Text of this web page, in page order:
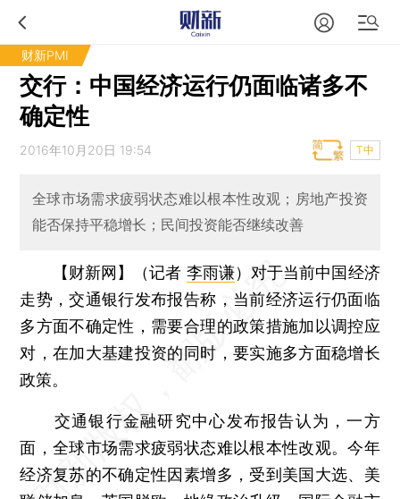
财新PMI
交行：中国经济运行仍面临诸多不
确定性
2016年10月20日 19:54 T中
全球市场需求疲弱状态难以根本性改观；房地产投资
能否保持平稳增长；民间投资能否继续改善
【财新网】（记者 李雨谦） 对于当前中国经济
走势，交通银行发布报告称，当前经济运行仍面临
多方面不确定性，需要合理的政策措施加以调控应
对，在加大基建投资的同时，要实施多方面稳增长
政策。
交通银行金融研究中心发布报告认为，一方
面，全球市场需求疲弱状态难以根本性改观。今年
经济复苏的不确定性因素增多，受到美国大选、美